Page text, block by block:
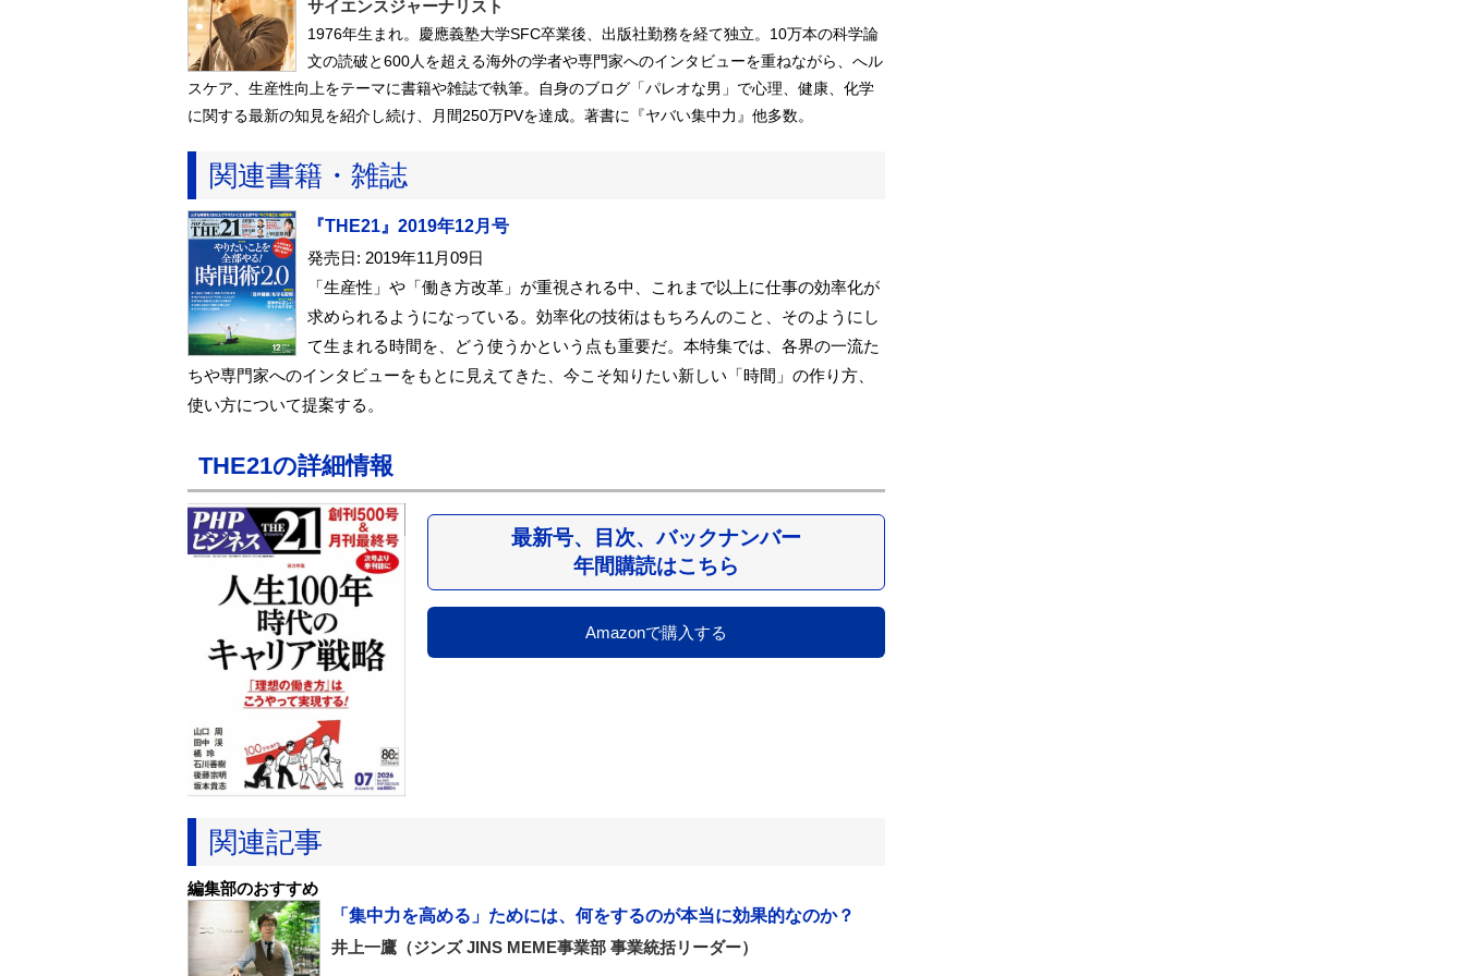
サイエンスジャーナリスト
1976年生まれ。慶應義塾大学SFC卒業後、出版社勤務を経て独立。10万本の科学論
文の読破と600人を超える海外の学者や専門家へのインタビューを重ねながら、へル
スケア、生産性向上をテーマに書籍や雑誌で執筆。自身のブログ「パレオな男」で心理、健康、化学
に関する最新の知見を紹介し続け、月間250万PVを達成。著書に『ヤバい集中力』他多数。
関連書籍・雑誌
『THE21』2019年12月号
発売日: 2019年11月09日
「生産性」や「働き方改革」が重視される中、これまで以上に仕事の効率化が
求められるようになっている。効率化の技術はもちろんのこと、そのようにし
て生まれる時間を、どう使うかという点も重要だ。本特集では、各界の一流た
ちや専門家へのインタビューをもとに見えてきた、今こそ知りたい新しい「時間」の作り方、
使い方について提案する。
THE21の詳細情報
最新号、目次、バックナンバー
年間購読はこちら
Amazonで購入する
関連記事
編集部のおすすめ
「集中力を高める」ためには、何をするのが本当に効果的なのか？
井上一鷹（ジンズ JINS MEME事業部 事業統括リーダー）